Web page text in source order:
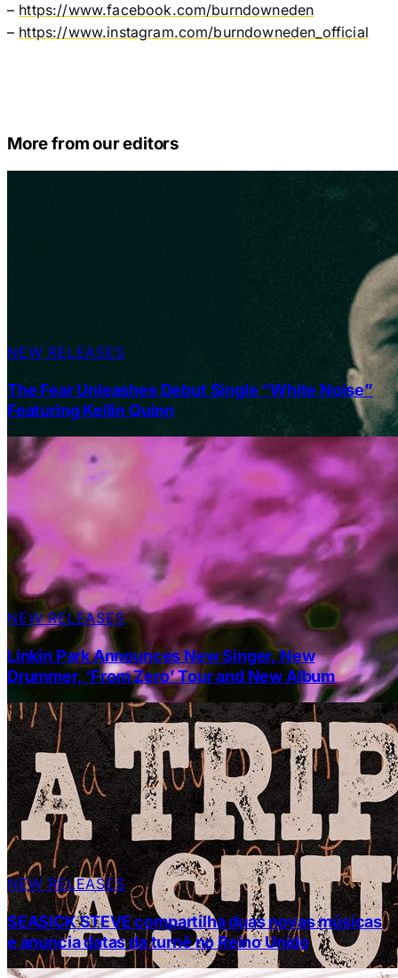
– https://www.facebook.com/burndowneden
– https://www.instagram.com/burndowneden_official
More from our editors
NEW RELEASES
The Fear Unleashes Debut Single “White Noise”
Featuring Kellin Quinn
NEW RELEASES
Linkin Park Announces New Singer, New
Drummer, ‘From Zero’ Tour and New Album
NEW RELEASES
SEASICK STEVE compartilha duas novas músicas
e anuncia datas da turnê no Reino Unido